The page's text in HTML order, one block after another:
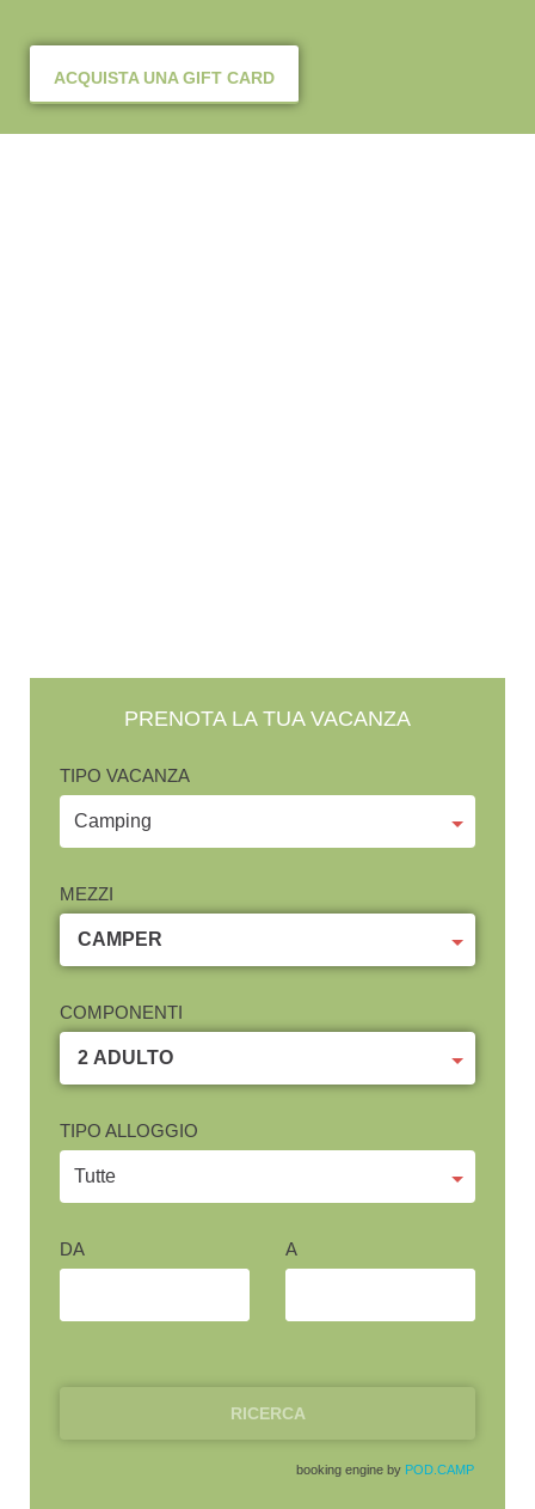
ACQUISTA UNA GIFT CARD
PRENOTA LA TUA VACANZA
TIPO VACANZA
MEZZI
CAMPER
COMPONENTI
2 ADULTO
TIPO ALLOGGIO
DA A
RICERCA
booking engine by POD.CAMP